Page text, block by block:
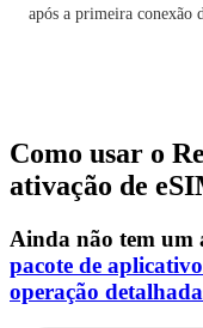
após a primeira conexão
Como usar o
ativação de
Ainda não tem um
pacote de
operação